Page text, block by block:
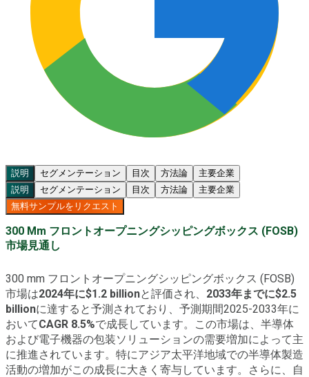
説明 セグメンテーション 目次 方法論
主要企業
説明
セグメンテーション 目次 方法論
主要企業
無料サンプルをリクエスト
300 Mm フロントオープニングシッピングボックス (FOSB)
市場見通し
300 mm フロントオープニングシッピングボックス (FOSB)
市場は2024年に$1.2 billionと評価され、 2033年までに$2.5
billionに達すると予測されており、予測期間2025-2033年に
おいてCAGR 8.5%で成長しています。この市場は、半導体
および電子機器の包装ソリューションの需要増加によって主
に推進されています。特にアジア太平洋地域での半導体製造
活動の増加がこの成長に大きく寄与しています。さらに、自